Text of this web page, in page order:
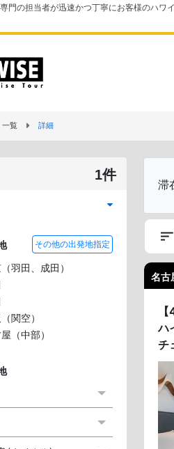
門の担当者が迅速かつ丁寧にお客様のハワ
一覧 詳細
1件
その他の出発地指定
羽田、成田）
関空）
（中部）
滞
名古
ハ
チ